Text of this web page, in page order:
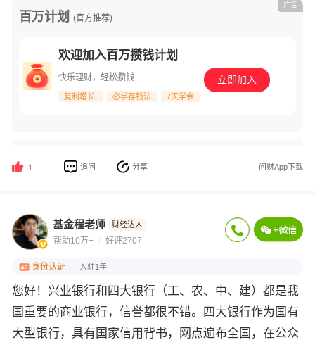
百万计划 (官方推荐)
欢迎加入百万攒钱计划
快乐理财，轻松攒钱
复利增长 必学存钱法 7天学会
立即加入
广告
1 追问 分享 问财App下载
基金程老师 财经达人
帮助10万+ 好评2707
身份认证 入驻1年
您好！兴业银行和四大银行（工、农、中、建）都是我
国重要的商业银行，信誉都很不错。四大银行作为国有
大型银行，具有国家信用背书，网点遍布全国，在公众